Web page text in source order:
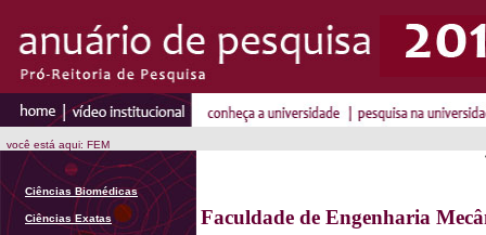
você está aqui: FEM
Ciências Biomédicas
Ciências Exatas
Faculdade de Engenharia